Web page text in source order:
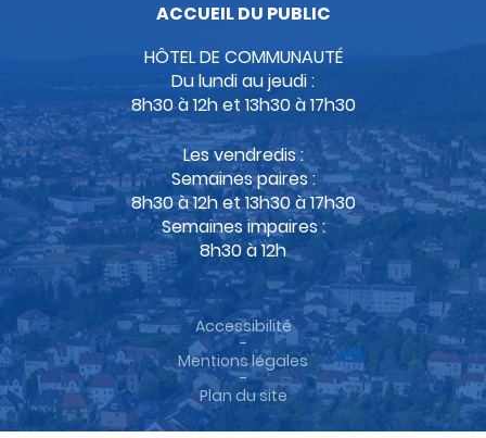
ACCUEIL DU PUBLIC
HÔTEL DE COMMUNAUTÉ
Du lundi au jeudi :
8h30 à 12h et 13h30 à 17h30
Les vendredis :
Semaines paires :
8h30 à 12h et 13h30 à 17h30
Semaines impaires :
8h30 à 12h
Accessibilité
-
Mentions légales
-
Plan du site